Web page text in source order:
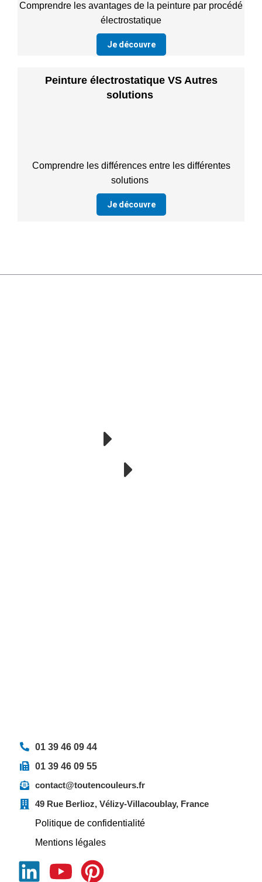
Comprendre les avantages de la peinture par procédé
électrostatique
Je découvre
Peinture électrostatique VS Autres
solutions
Comprendre les différences entre les différentes
solutions
Je découvre
01 39 46 09 44
01 39 46 09 55
contact@toutencouleurs.fr
49 Rue Berlioz, Vélizy-Villacoublay, France
Politique de confidentialité
Mentions légales